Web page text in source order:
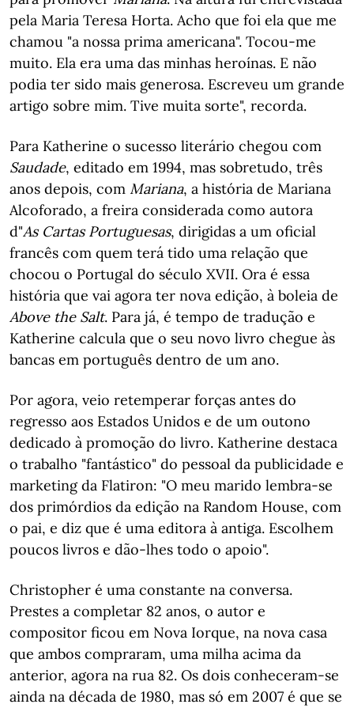
pela Maria Teresa Horta. Acho que foi ela que me
chamou "a nossa prima americana". Tocou-me
muito. Ela era uma das minhas heroínas. E não
podia ter sido mais generosa. Escreveu um grande
artigo sobre mim. Tive muita sorte", recorda.
Para Katherine o sucesso literário chegou com
Saudade, editado em 1994, mas sobretudo, três
anos depois, com Mariana, a história de Mariana
Alcoforado, a freira considerada como autora
d"AsCartas Portuguesas, dirigidas a um oficial
francês com quem terá tido uma relação que
chocou o Portugal do século XVII. Ora é essa
história que vai agora ter nova edição, à boleia de
Above the Salt. Para já, é tempo de tradução e
Katherine calcula que o seu novo livro chegue às
bancas em português dentro de um ano.
Por agora, veio retemperar forças antes do
regresso aos Estados Unidos e de um outono
dedicado à promoção do livro. Katherine destaca
o trabalho "fantástico" do pessoal da publicidade e
marketing da Flatiron: "O meu marido lembra-se
dos primórdios da edição na Random House, com
o pai, e diz que é uma editora à antiga. Escolhem
poucos livros e dão-lhes todo o apoio".
Christopher é uma constante na conversa.
Prestes a completar 82 anos, o autor e
compositor ficou em Nova Iorque, na nova casa
que ambos compraram, uma milha acima da
anterior, agora na rua 82. Os dois conheceram-se
ainda na década de 1980, mas só em 2007 é que se